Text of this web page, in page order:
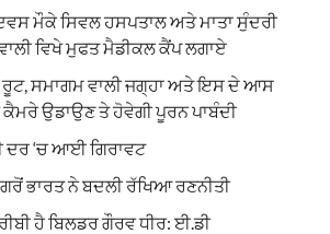
ਮੌਕੇ ਸਿਵਲ ਹਸਪਤਾਲ ਅਤੇ ਮਾਤਾ ਸੁੰਦਰੀ
ਵਿਖੇ ਮੁਫਤ ਮੈਡੀਕਲ ਕੈਂਪ ਲਗਾਏ
ਰੂਟ, ਸਮਾਗਮ ਵਾਲੀ ਜਗ੍ਹਾ ਅਤੇ ਇਸ ਦੇ ਆਸ
ਉਡਾਉਣ ਤੇ ਹੋਵੇਗੀ ਪੂਰਨ ਪਾਬੰਦੀ
ਦਰ ‘ਚ ਆਈ ਗਿਰਾਵਟ
ਭਾਰਤ ਨੇ ਬਦਲੀ ਰੱਖਿਆ ਰਣਨੀਤੀ
ਹੈ ਬਿਲਡਰ ਗੌਰਵ ਧੀਰ: ਈ.ਡੀ